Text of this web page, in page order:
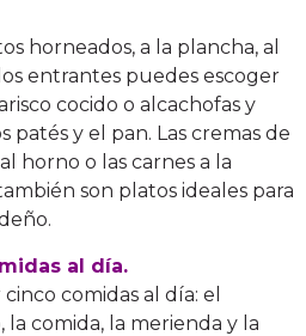
horneados, a la plancha, al
entrantes puedes escoger
cocido o alcachofas y
patés y el pan. Las cremas de
horno o las carnes a la
son platos ideales para
al día.
comidas al día: el
comida, la merienda y la